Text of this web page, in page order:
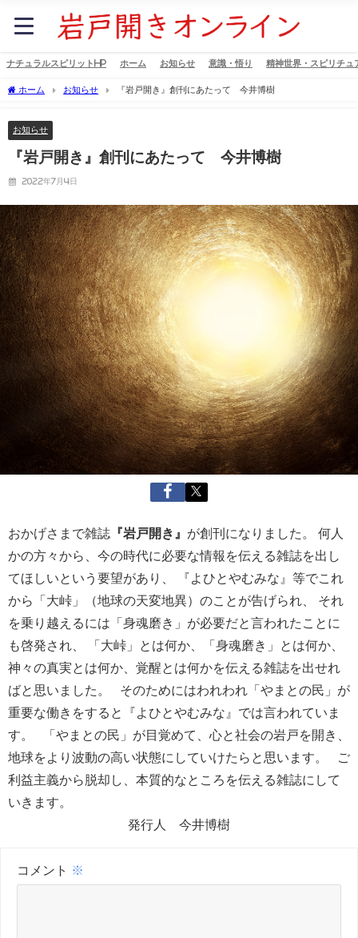
ナチュラルスピリットHP ホーム お知らせ 意識・悟り 精神世界・スピリチュ
ホーム お知らせ 『岩戸開き』創刊にあたって 今井博樹
お知らせ
『岩戸開き』創刊にあたって 今井博樹
2022年7月4日
おかげさまで雑誌 『岩戸開き』 が創刊になりました。 何人
かの方々から、今の時代に必要な情報を伝える雑誌を出し
てほしいという要望があり、 『よひとやむみな』等でこれ
から「大峠」（地球の天変地異）のことが告げられ、 それ
を乗り越えるには「身魂磨き」が必要だと言われたことに
も啓発され、 「大峠」とは何か、「身魂磨き」とは何か、
神々の真実とは何か、覚醒とは何かを伝える雑誌を出せれ
ばと思いました。 そのためにはわれわれ「やまとの民」が
重要な働きをすると『よひとやむみな』では言われていま
す。 「やまとの民」が目覚めて、心と社会の岩戸を開き、
地球をより波動の高い状態にしていけたらと思います。 ご
利益主義から脱却し、本質的なところを伝える雑誌にして
いきます。
発行人 今井博樹
コメント ※